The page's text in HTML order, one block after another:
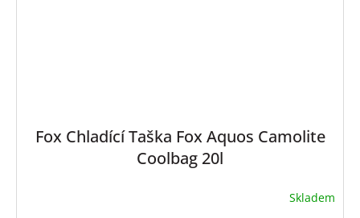
Fox Chladící Taška Fox Aquos Camolite
Coolbag 20l
Skladem